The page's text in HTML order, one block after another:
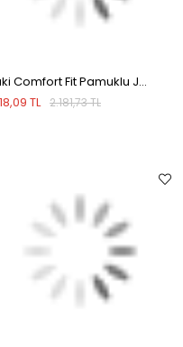
Haki Comfort Fit Pamuklu Jean Kot Pantolon
TL 2.181,73 TL